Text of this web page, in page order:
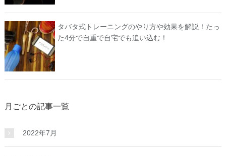
タバタ式トレーニングのやり方や効果を解説！たっ
た4分で自重で自宅でも追い込む！
月ごとの記事一覧
2022年7月